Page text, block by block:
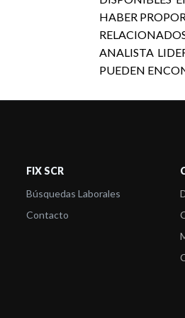
HABER
ANALISTA
PUEDEN
FIX SCR
Búsquedas Laborales
Contacto